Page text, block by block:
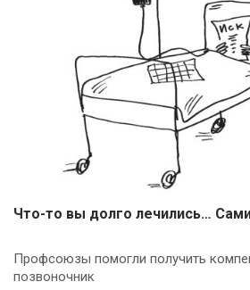
Что-то вы долго лечились…
Профсоюзы помогли получить
позвоночник